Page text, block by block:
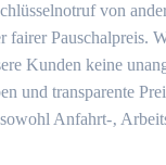
von
fairer Pauschalpreis.​
Kunden keine
und transparente
Anfahrt-‚